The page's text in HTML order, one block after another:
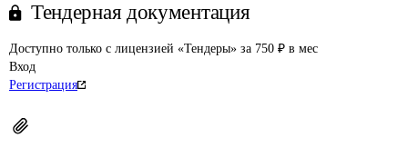
Тендерная документация
Доступно только с лицензией «Тендеры» за 750 ₽ в мес
Вход
Регистрация